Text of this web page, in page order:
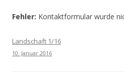
Fehler: Kontaktformular wurde
Landschaft 1/16
10. Januar 2016